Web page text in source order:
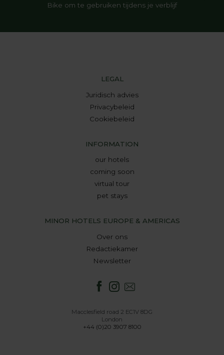
Bike om te gebruiken tijdens je verblijf
LEGAL
Juridisch advies
Privacybeleid
Cookiebeleid
INFORMATION
our hotels
coming soon
virtual tour
pet stays
MINOR HOTELS EUROPE & AMERICAS
Over ons
Redactiekamer
Newsletter
Macclesfield road 2 EC1V 8DG
London
+44 (0)20 3907 8100